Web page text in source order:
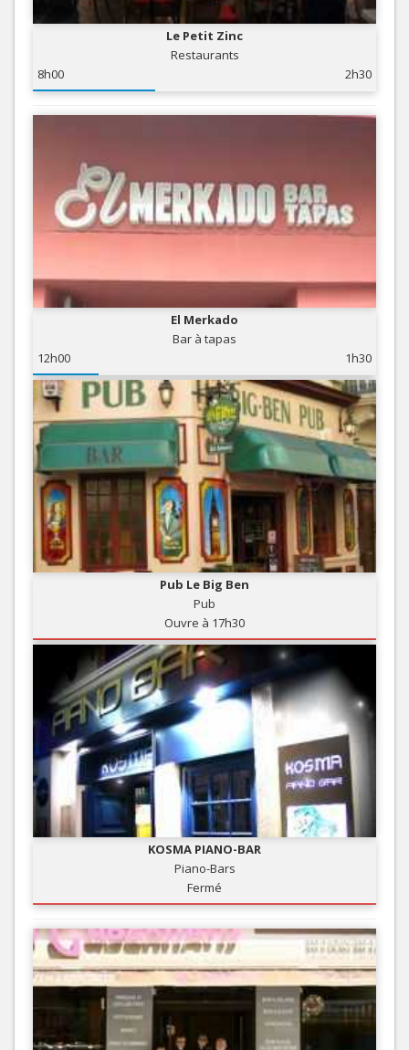
Le Petit Zinc
Restaurants
8h00
2h30
El Merkado
Bar à tapas
12h00
1h30
Pub Le Big Ben
Pub
Ouvre à 17h30
KOSMA PIANO-BAR
Piano-Bars
Fermé